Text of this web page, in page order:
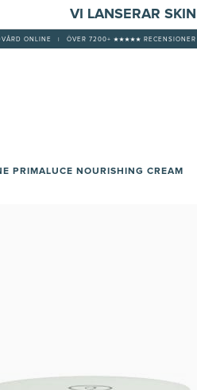
VI LANSERAR
ONLINE ÖVER 7200+ ★★★★★ RECENSIONER
PRIMALUCE NOURISHING CREAM